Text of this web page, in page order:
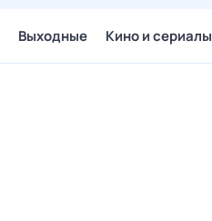
Выходные Кино и сериалы